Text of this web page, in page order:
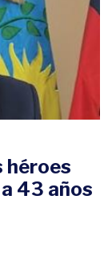
héroes
43 años